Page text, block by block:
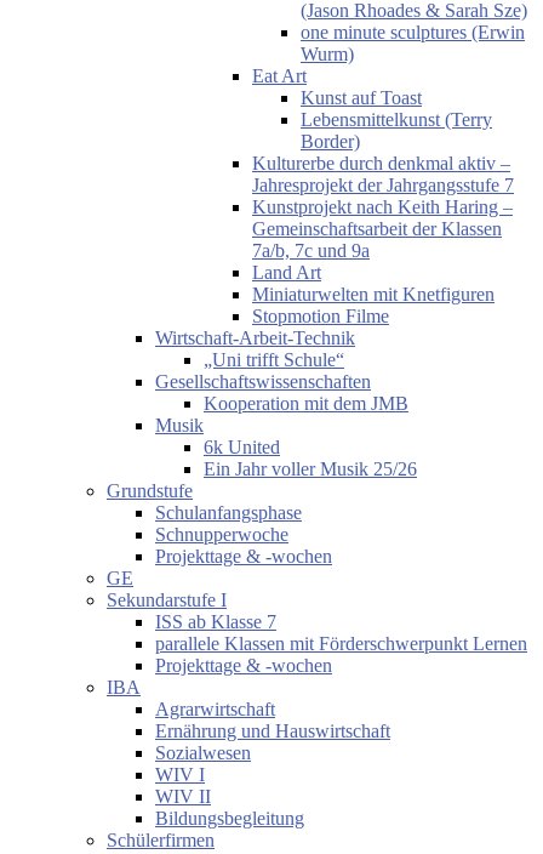
(Jason Rhoades & Sarah Sze)
one minute sculptures (Erwin
Wurm)
Eat Art
Kunst auf Toast
Lebensmittelkunst (Terry
Border)
Kulturerbe durch denkmal aktiv –
Jahresprojekt der Jahrgangsstufe 7
Kunstprojekt nach Keith Haring –
Gemeinschaftsarbeit der Klassen
7a/b, 7c und 9a
Land Art
Miniaturwelten mit Knetfiguren
Stopmotion Filme
Wirtschaft-Arbeit-Technik
„Uni trifft Schule“
Gesellschaftswissenschaften
Kooperation mit dem JMB
Musik
6k United
Ein Jahr voller Musik 25/26
Grundstufe
Schulanfangsphase
Schnupperwoche
Projekttage & -wochen
GE
Sekundarstufe I
ISS ab Klasse 7
parallele Klassen mit Förderschwerpunkt Lernen
Projekttage & -wochen
IBA
Agrarwirtschaft
Ernährung und Hauswirtschaft
Sozialwesen
WIV I
WIV II
Bildungsbegleitung
Schülerfirmen